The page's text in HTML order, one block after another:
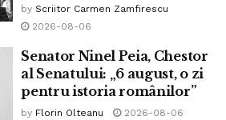
by Scriitor Carmen Zamfirescu
2026-08-06
Senator Ninel Peia, Chestor
al Senatului: „6 august, o zi
pentru istoria românilor”
by Florin Olteanu 2026-08-06